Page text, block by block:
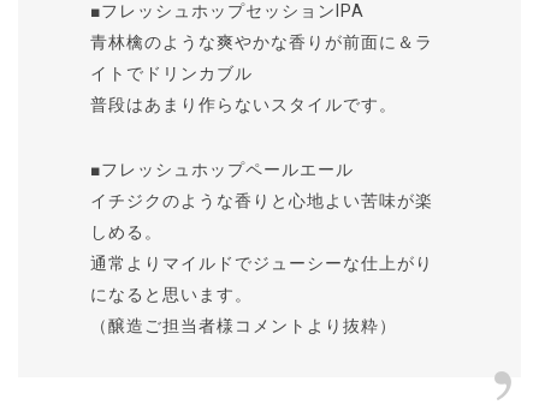
■フレッシュホップセッションIPA
青林檎のような爽やかな香りが前面に＆ラ
イトでドリンカブル
普段はあまり作らないスタイルです。
■フレッシュホップペールエール
イチジクのような香りと心地よい苦味が楽
しめる。
通常よりマイルドでジューシーな仕上がり
になると思います。
（醸造ご担当者様コメントより抜粋）